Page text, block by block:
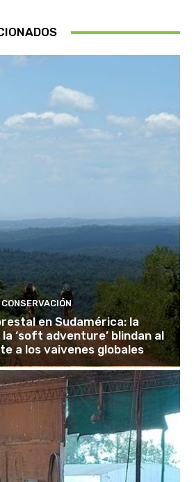
CONSERVACIÓN
en Sudamérica: la
‘soft adventure’ blindan al
a los vaivenes globales